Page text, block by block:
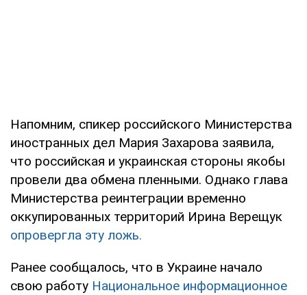
Напомним, спикер российского Министерства
иностранных дел Мария Захарова заявила,
что российская и украинская стороны якобы
провели два обмена пленными. Однако глава
Министерства реинтеграции временно
оккупированных территорий Ирина Верещук
опровергла эту ложь.
Ранее сообщалось, что в Украине начало
свою работу Национальное информационное